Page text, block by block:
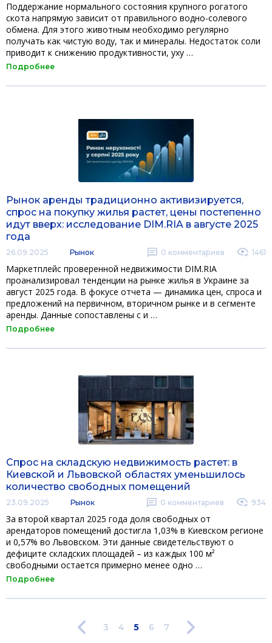
Поддержание нормального состояния крупного рогатого
скота напрямую зависит от правильного водно-солевого
обмена. Для этого животным необходимо регулярно
получать как чистую воду, так и минералы. Недостаток соли
приводит к снижению продуктивности, уху …
Подробнее
Рынок аренды традиционно активизируется,
спрос на покупку жилья растет, цены постепенно
идут вверх: исследование DIM.RIA в августе 2025
года
26.09.2025 Рынок 0 комментариев 1461
Маркетплейс проверенной недвижимости DIM.RIA
проанализировал тенденции на рынке жилья в Украине за
август 2025 года. В фокусе отчета — динамика цен, спроса и
предложений на первичном, вторичном рынке и в сегменте
аренды. Данные сопоставлены с и …
Подробнее
Спрос на складскую недвижимость растет: в
Киевской и Львовской областях уменьшилось
количество свободных помещений
23.09.2025 Рынок 0 комментариев 934
За второй квартал 2025 года доля свободных от
арендаторов помещений достигла 1,03% в Киевском регионе
и 0,57% во Львовском. Эти данные свидетельствуют о
дефиците складских площадей – из каждых 100 м²
свободными остается примерно менее одно …
Подробнее
3 4 5 6 7